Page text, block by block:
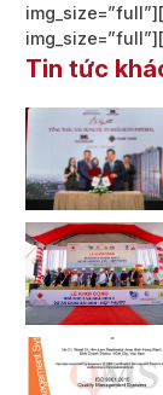
Tin tức